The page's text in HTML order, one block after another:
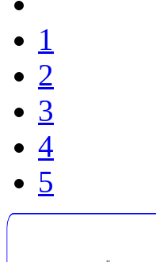
1
2
3
4
5